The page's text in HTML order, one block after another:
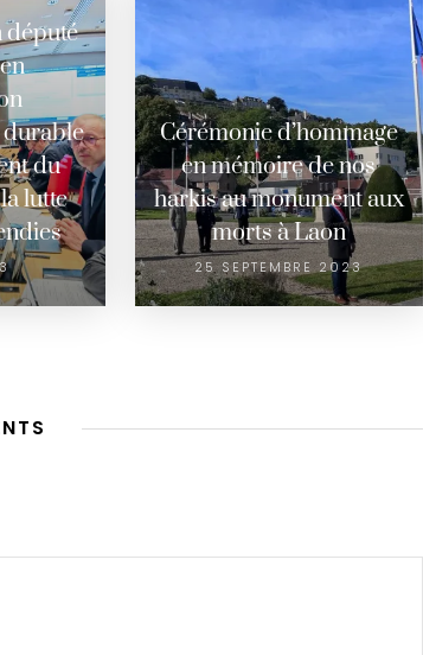
député
du
lutte
Cérémonie d’hommage
en mémoire de nos
harkis au monument aux
morts à Laon
25 SEPTEMBRE 2023